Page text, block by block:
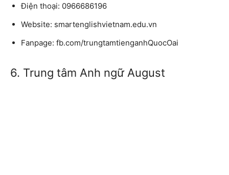
Điện thoại: 0966686196
Website: smartenglishvietnam.edu.vn
Fanpage: fb.com/trungtamtienganhQuocOai
6. Trung tâm Anh ngữ August